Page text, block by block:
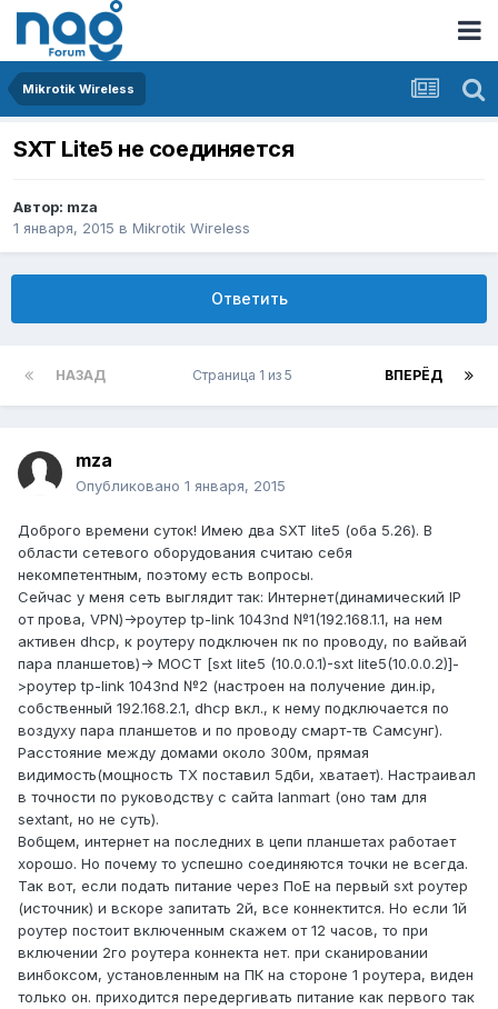
Mikrotik Wireless
SXT Lite5 не соединяется
Автор: mza
1 января, 2015 в Mikrotik Wireless
Ответить
НАЗАД ВПЕРЁД
Страница 1 из 5
mza
Опубликовано 1 января, 2015
Доброго времени суток! Имею два SXT lite5 (оба 5.26). В
области сетевого оборудования считаю себя
некомпетентным, поэтому есть вопросы.
Сейчас у меня сеть выглядит так: Интернет(динамический IP
от прова, VPN)->роутер tp-link 1043nd №1(192.168.1.1, на нем
активен dhcp, к роутеру подключен пк по проводу, по вайвай
пара планшетов)-> МОСТ [sxt lite5 (10.0.0.1)-sxt lite5(10.0.0.2)]-
>роутер tp-link 1043nd №2 (настроен на получение дин.ip,
собственный 192.168.2.1, dhcp вкл., к нему подключается по
воздуху пара планшетов и по проводу смарт-тв Самсунг).
Расстояние между домами около 300м, прямая
видимость(мощность ТХ поставил 5дби, хватает). Настраивал
в точности по руководству с сайта lanmart (оно там для
sextant, но не суть).
Вобщем, интернет на последних в цепи планшетах работает
хорошо. Но почему то успешно соединяются точки не всегда.
Так вот, если подать питание через ПоЕ на первый sxt роутер
(источник) и вскоре запитать 2й, все коннектится. Но если 1й
роутер постоит включенным скажем от 12 часов, то при
включении 2го роутера коннекта нет. при сканировании
винбоксом, установленным на ПК на стороне 1 роутера, виден
только он. приходится передергивать питание как первого так